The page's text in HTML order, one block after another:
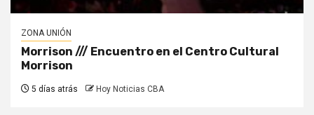
ZONA UNIÓN
Morrison /// Encuentro en el Centro Cultural
Morrison
5 días atrás Hoy Noticias CBA